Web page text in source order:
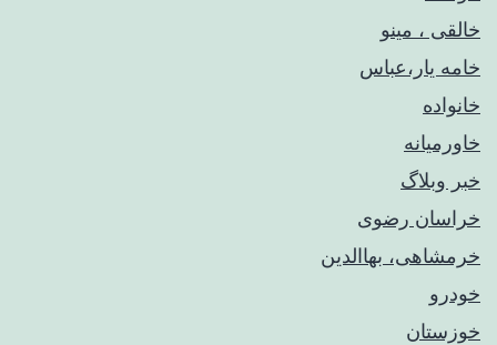
خالقی ، مینو
خامه یار،عباس
خانواده
خاورمیانه
خبر وبلاگ
خراسان رضوی
خرمشاهی، بهاالدین
خودرو
خوزستان